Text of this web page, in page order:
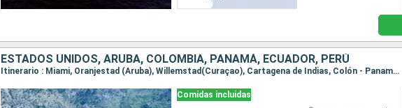
ESTADOS UNIDOS, ARUBA, COLOMBIA, PANAMÁ, ECUADOR, PERÚ
Itinerario : Miami, Oranjestad (Aruba), Willemstad(Curaçao), Cartagena de Indias, Colón - Panama, Canal de Panama, Fuerte amador, Manta, Callao
Comidas incluidas